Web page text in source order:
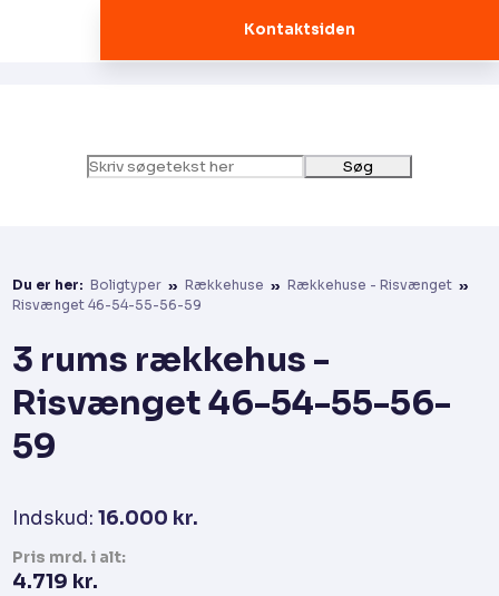
Kontaktsiden
Du er her: Boligtyper » Rækkehuse » Rækkehuse - Risvænget »
Risvænget 46-54-55-56-59
3 rums rækkehus -
Risvænget 46-54-55-56-
59
Indskud: 16.000 kr.
Pris​ mrd. i alt:
4.719 kr.​